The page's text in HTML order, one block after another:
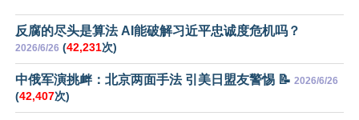
反腐的尽头是算法 AI能破解习近平忠诚度危机吗？
2026/6/26 (42,231次)
中俄军演挑衅：北京两面手法 引美日盟友警惕 📝 2026/6/26
(42,407次)